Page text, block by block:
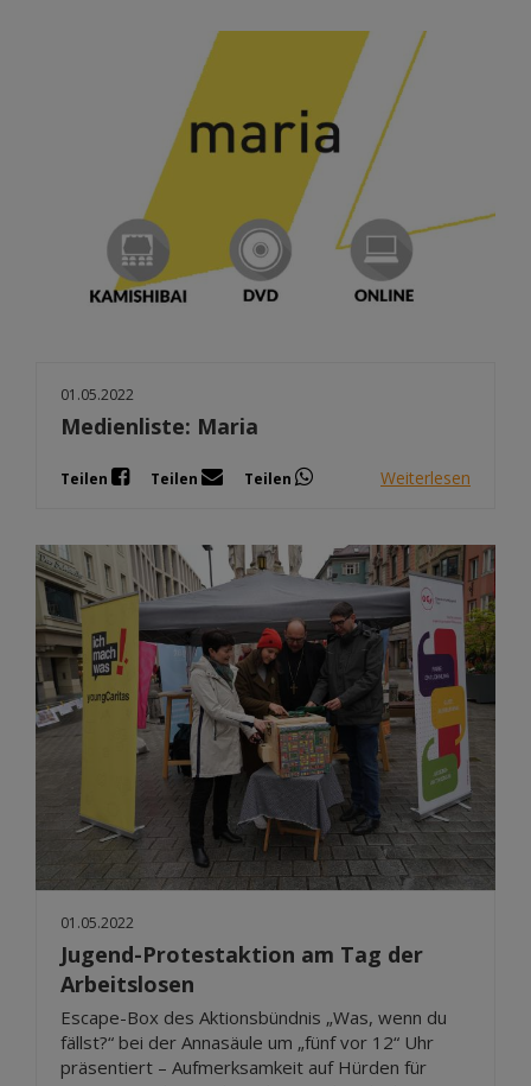
01.05.2022
Medienliste: Maria
Teilen Teilen Teilen Weiterlesen
01.05.2022
Jugend-Protestaktion am Tag der
Arbeitslosen
Escape-Box des Aktionsbündnis „Was, wenn du
fällst?“ bei der Annasäule um „fünf vor 12“ Uhr
präsentiert – Aufmerksamkeit auf Hürden für